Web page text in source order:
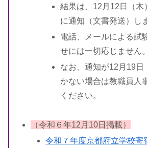
結果は、12月12日（木
に通知（文書発送）し
電話、メールによる試
せには一切応じません。
なお、通知が12月19日
かない場合は教職員人
ください。
（令和６年12月10日掲載）
令和７年度京都府立学校寄